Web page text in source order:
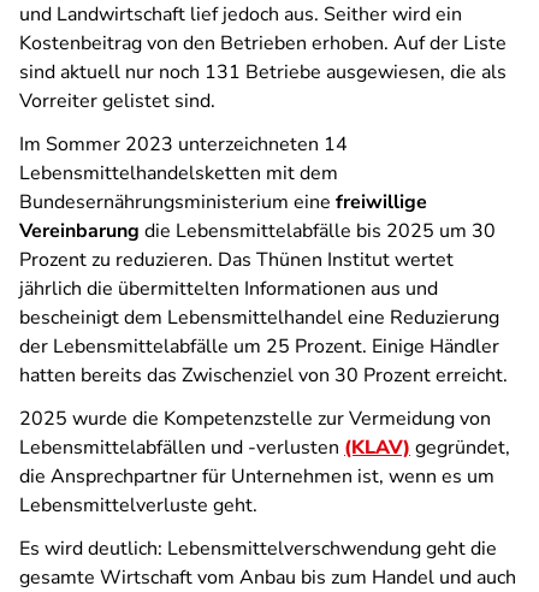
und Landwirtschaft lief jedoch aus. Seither wird ein
Kostenbeitrag von den Betrieben erhoben. Auf der Liste
sind aktuell nur noch 131 Betriebe ausgewiesen, die als
Vorreiter gelistet sind.
Im Sommer 2023 unterzeichneten 14
Lebensmittelhandelsketten mit dem
Bundesernährungsministerium eine freiwillige
Vereinbarung die Lebensmittelabfälle bis 2025 um 30
Prozent zu reduzieren. Das Thünen Institut wertet
jährlich die übermittelten Informationen aus und
bescheinigt dem Lebensmittelhandel eine Reduzierung
der Lebensmittelabfälle um 25 Prozent. Einige Händler
hatten bereits das Zwischenziel von 30 Prozent erreicht.
2025 wurde die Kompetenzstelle zur Vermeidung von
Lebensmittelabfällen und -verlusten (KLAV) gegründet,
die Ansprechpartner für Unternehmen ist, wenn es um
Lebensmittelverluste geht.
Es wird deutlich: Lebensmittelverschwendung geht die
gesamte Wirtschaft vom Anbau bis zum Handel und auch